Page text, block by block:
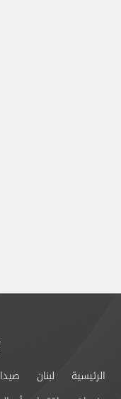
الرئيسية لبنان صيدا